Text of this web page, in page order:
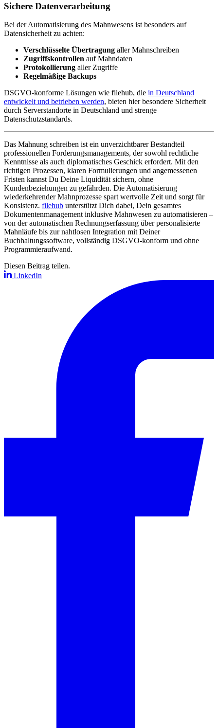
Sichere Datenverarbeitung
Bei der Automatisierung des Mahnwesens ist besonders auf
Datensicherheit zu achten:
Verschlüsselte Übertragung aller Mahnschreiben
Zugriffskontrollen auf Mahndaten
Protokollierung aller Zugriffe
Regelmäßige Backups
DSGVO-konforme Lösungen wie filehub, die in Deutschland
entwickelt und betrieben werden, bieten hier besondere Sicherheit
durch Serverstandorte in Deutschland und strenge
Datenschutzstandards.
Das Mahnung schreiben ist ein unverzichtbarer Bestandteil
professionellen Forderungsmanagements, der sowohl rechtliche
Kenntnisse als auch diplomatisches Geschick erfordert. Mit den
richtigen Prozessen, klaren Formulierungen und angemessenen
Fristen kannst Du Deine Liquidität sichern, ohne
Kundenbeziehungen zu gefährden. Die Automatisierung
wiederkehrender Mahnprozesse spart wertvolle Zeit und sorgt für
Konsistenz. filehub unterstützt Dich dabei, Dein gesamtes
Dokumentenmanagement inklusive Mahnwesen zu automatisieren –
von der automatischen Rechnungserfassung über personalisierte
Mahnläufe bis zur nahtlosen Integration mit Deiner
Buchhaltungssoftware, vollständig DSGVO-konform und ohne
Programmieraufwand.
Diesen Beitrag teilen.
LinkedIn